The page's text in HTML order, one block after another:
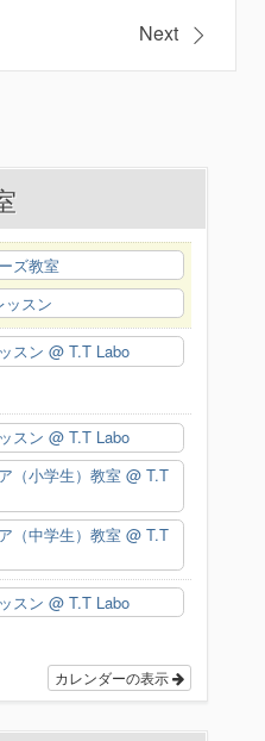
Next
ズ教室
ッスン
スン @ T.T Labo
スン @ T.T Labo
（小学生）教室 @ T.T
（中学生）教室 @ T.T
スン @ T.T Labo
カレンダーの表示